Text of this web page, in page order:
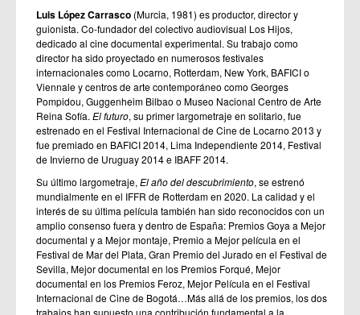
Luis López Carrasco (Murcia, 1981) es productor, director y
guionista. Co-fundador del colectivo audiovisual Los Hijos,
dedicado al cine documental experimental. Su trabajo como
director ha sido proyectado en numerosos festivales
internacionales como Locarno, Rotterdam, New York, BAFICI o
Viennale y centros de arte contemporáneo como Georges
Pompidou, Guggenheim Bilbao o Museo Nacional Centro de Arte
Reina Sofía. El futuro, su primer largometraje en solitario, fue
estrenado en el Festival Internacional de Cine de Locarno 2013 y
fue premiado en BAFICI 2014, Lima Independiente 2014, Festival
de Invierno de Uruguay 2014 e IBAFF 2014.
Su último largometraje, El año del descubrimiento, se estrenó
mundialmente en el IFFR de Rotterdam en 2020. La calidad y el
interés de su última película también han sido reconocidos con un
amplio consenso fuera y dentro de España: Premios Goya a Mejor
documental y a Mejor montaje, Premio a Mejor película en el
Festival de Mar del Plata, Gran Premio del Jurado en el Festival de
Sevilla, Mejor documental en los Premios Forqué, Mejor
documental en los Premios Feroz, Mejor Película en el Festival
Internacional de Cine de Bogotá…Más allá de los premios, los dos
trabajos han supuesto una contribución fundamental a la